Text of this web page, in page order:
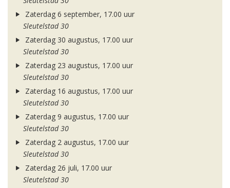
Zaterdag 6 september, 17.00 uur
Sleutelstad 30
Zaterdag 30 augustus, 17.00 uur
Sleutelstad 30
Zaterdag 23 augustus, 17.00 uur
Sleutelstad 30
Zaterdag 16 augustus, 17.00 uur
Sleutelstad 30
Zaterdag 9 augustus, 17.00 uur
Sleutelstad 30
Zaterdag 2 augustus, 17.00 uur
Sleutelstad 30
Zaterdag 26 juli, 17.00 uur
Sleutelstad 30